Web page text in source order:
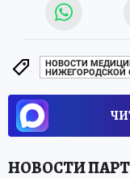
НОВОСТИ
НИЖЕГОРОДСКОЙ